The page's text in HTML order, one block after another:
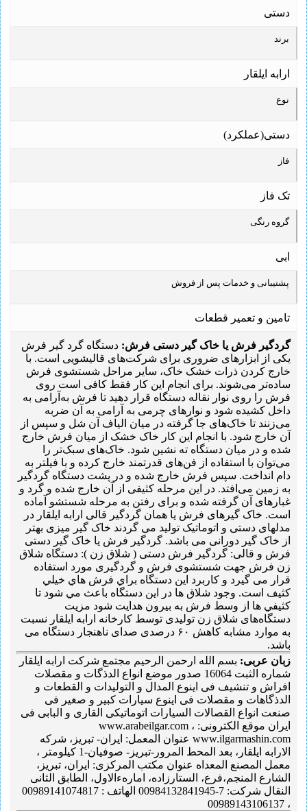
دستی
برند
ارابه ایلقار
نوع
دستی(عملکرد)
فاز
تک فاز
گروه رنگی
ابی
پشتیبانی و خدمات پس از فروش
تامین و تعمیر قطعات
گردگیر فرش یا خاک گیر دستی فرش:دستگاه گرد گیر فرش
یکی از ابزارهای ضروری برای شرکت‌های قالیشویی است. با
خارج کردن ذرات خشک خاک، سایر مراحل شستشوی فرش
ساده‌تر می‌شوند. برای انجام این کار فقط کافی است روی
فرش را روی نوار نقاله دستگاه قرار دهید تا فرش به‌آرامی به
داخل کشیده شود و نوارهای چرمی به آرامی به آن ضربه
می‌زنند تا خاک‌های جا گرفته در میان الیاف آن شل و سپس از
آن خارج شود. با انجام این کار خاک خشک از میان فرش خارج‌
شده و در میان دستگاه ته ‌نشین شود. خاک‌های سبک‌تر را
می‌توان با استفاده از فن‌های قدرتمند خارج کرده و با فیلتر به
دام انداخت. سپس فرش خارج ‌شده و در پشت دستگاه گردگیر
به زمین می‌افتد. در این مرحله کثیفی از آن خارج شده و گرد و
غبارهای آن گرفته شده و برای رفتن به مرحله شستشو آماده
است. خاک گیرهای فرش یا همان گردگیر قالی ارابه ایلقار در
مدلهای دستی و اتوماتیک تولید می گردند خاک گیر میزی بهتر
از خاک گیر دورانی می باشد. گردگیر فرش یا خاک گیر دستی
فرش و قالی: گردگیر فرش دستی ( شلاق زن ): دستگاه شلاق
زن فرش جهت شستشوی فرش و گردگیری مورد استفاده
قرار می گیرد و کاربرد اين دستگاه براي فرش هاي خيلي
کثيف است. وجود شلاق ها در اين دستگاه باعث مي شود تا
کثيفي ها از وسط فرش به بيرون هدايت شود مزیت
دستگاه‌های شلاق زن تولیدی توسط کارخانه ارابه ایلقار نسبت
به موارد مشابه کاهش ۶۰ درصدی صدای ناهنجار دستگاه می
باشد.
زبان عربی: بسم الله ارحمن الرحیم مجتمع شرکت ارابه ایلقار
شماره الثبت 16064 صدور موضع انواع الدذگات و مقصلات
افراش و تنشیف فی اینوع المدال و التولیدات و القطعات و
الدذگاهات و مقصلات فی اینوع سیارات کبیر و صغیر فی
صنعت انواع القصالات السیارات اتوماتیکی القاری و البابی فی
ایران موقع الکترونی: www.arabeilgar.com ،
www.ilgarmashin.com عنوان المعمل: ایران- تبریز، شرکه
الارابه ایلقار، بعد المحط المرور-تبریز- صوفیان-1 کیلومتر ،
معمل المصنع المعداه عنوان مکتب المرکزی: ایران، تبریز،
الشارع المنجم،فرع، الستارزاده، امارهءالاول، الطابق الثانی
النقال شرکت: 7-00984132841945 الهاتف : 00989141074817
، 00989143106137